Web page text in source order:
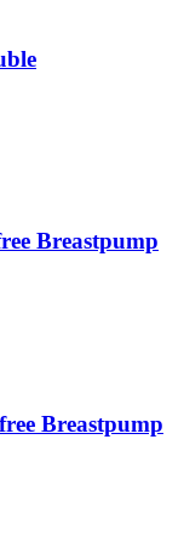
Breastpump
Breastpump